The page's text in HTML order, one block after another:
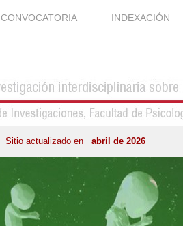
CONVOCATORIA INDEXACIÓN
Sitio actualizado en abril de 2026